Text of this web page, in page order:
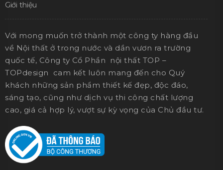
Giới thiệu
Với mong muốn trở thành một công ty hàng đầu
về Nội thất ở trong nước và dần vươn ra trường
quốc tế, Công ty Cổ Phần nội thất TOP –
TOPdesign cam kết luôn mang đến cho Quý
khách những sản phẩm thiết kế đẹp, độc đáo,
sáng tạo, cũng như dịch vụ thi công chất lượng
cao, giá cả hợp lý, vượt sự kỳ vọng của Chủ đầu tư.